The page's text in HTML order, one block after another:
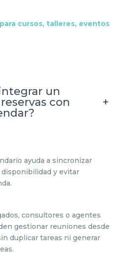
cursos, talleres, eventos
un
con
+
ayuda a sincronizar
y evitar
consultores o agentes
gestionar reuniones desde
duplicar tareas ni generar